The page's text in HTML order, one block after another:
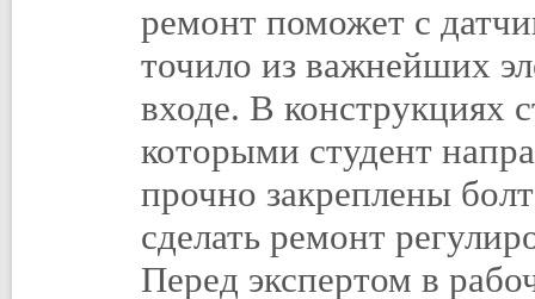
ремонт поможет с
точило из важнейших
входе. В конструкциях
которыми студент
прочно закреплены
сделать ремонт
Перед экспертом в